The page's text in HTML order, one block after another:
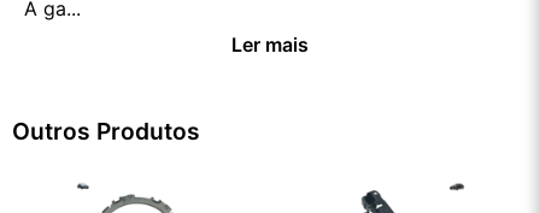
A ga...
Ler mais
Outros Produtos